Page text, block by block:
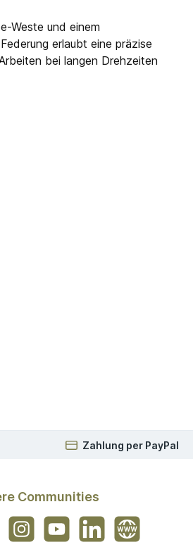
Weste und einem
erlaubt eine präzise
bei langen Drehzeiten
Zahlung per PayPal
Communities
InstagramYouTubeLinkedInWebsite